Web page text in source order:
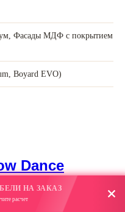
Фасады МДФ с покрытием
Boyard EVO)
Dance
НА ЗАКАЗ
расчет